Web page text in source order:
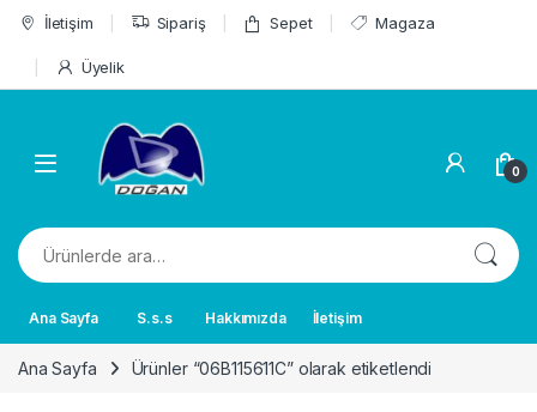
Skip to navigation
Skip to content
İletişim Sipariş Sepet Magaza
Üyelik
0
Ara:
Ana Sayfa S.s.s Hakkımızda İletişim
Ana Sayfa Ürünler “06B115611C” olarak etiketlendi